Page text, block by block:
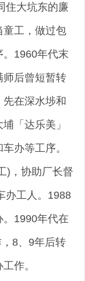
住大坑东的廉
童工，做过包
1960年代末
师后曾短暂转
在深水埗和
「达乐美」
办等工序。
)，协助厂长督
办工人。1988
1990年代在
8、9年后转
作。